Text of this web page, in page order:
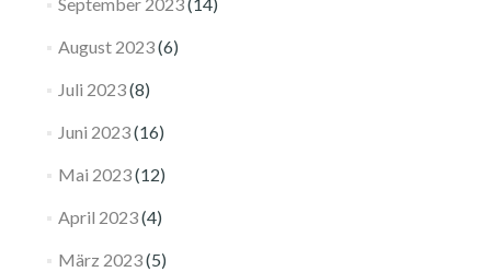
September 2023(14)
August 2023(6)
Juli 2023(8)
Juni 2023(16)
Mai 2023(12)
April 2023(4)
März 2023(5)